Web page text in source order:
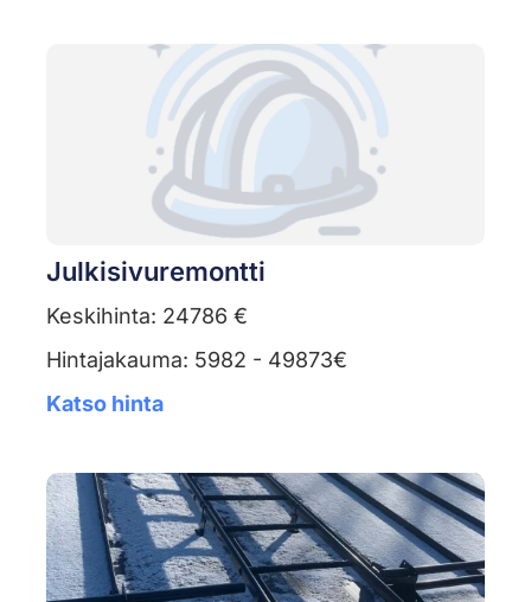
Julkisivuremontti
Keskihinta: 24786 €
Hintajakauma: 5982 - 49873€
Katso hinta